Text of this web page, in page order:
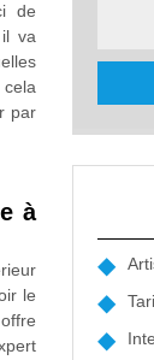
de
va
par
à
le